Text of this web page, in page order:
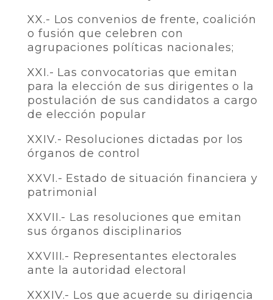
XX.- Los convenios de frente, coalición
o fusión que celebren con
agrupaciones políticas nacionales;
XXI.- Las convocatorias que emitan
para la elección de sus dirigentes o la
postulación de sus candidatos a cargo
de elección popular
XXIV.- Resoluciones dictadas por los
órganos de control
XXVI.- Estado de situación financiera y
patrimonial
XXVII.- Las resoluciones que emitan
sus órganos disciplinarios
XXVIII.- Representantes electorales
ante la autoridad electoral
XXXIV.- Los que acuerde su dirigencia